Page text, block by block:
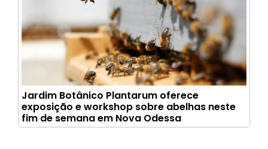
Jardim Botânico Plantarum oferece
exposição e workshop sobre abelhas neste
fim de semana em Nova Odessa